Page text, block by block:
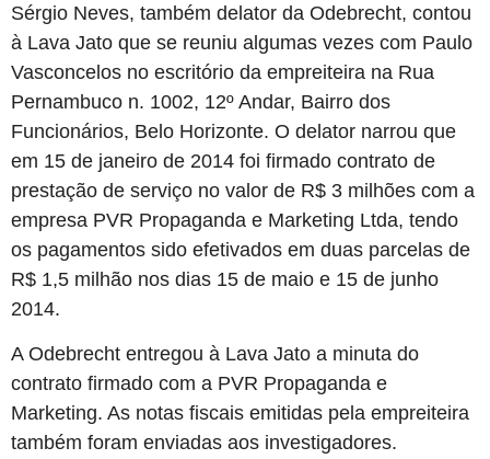
Sérgio Neves, também delator da Odebrecht, contou
à Lava Jato que se reuniu algumas vezes com Paulo
Vasconcelos no escritório da empreiteira na Rua
Pernambuco n. 1002, 12º Andar, Bairro dos
Funcionários, Belo Horizonte. O delator narrou que
em 15 de janeiro de 2014 foi firmado contrato de
prestação de serviço no valor de R$ 3 milhões com a
empresa PVR Propaganda e Marketing Ltda, tendo
os pagamentos sido efetivados em duas parcelas de
R$ 1,5 milhão nos dias 15 de maio e 15 de junho
2014.
A Odebrecht entregou à Lava Jato a minuta do
contrato firmado com a PVR Propaganda e
Marketing. As notas fiscais emitidas pela empreiteira
também foram enviadas aos investigadores.